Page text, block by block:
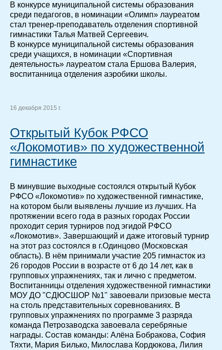
В конкурсе муниципальной системы образования
среди педагогов, в номинации «Олимп» лауреатом
стал тренер-преподаватель отделения спортивной
гимнастики Талья Матвей Сергеевич.
В конкурсе муниципальной системы образования
среди учащихся, в номинации «Спортивная
деятельность» лауреатом стала Ершова Валерия,
воспитанница отделения аэробики школы.
16 декабря 2015 г.
Открытый Кубок РФСО
«Локомотив» по художественной
гимнастике
В минувшие выходные состоялся открытый Кубок
РФСО «Локомотив» по художественной гимнастике,
на котором были выявлены лучшие из лучших. На
протяжении всего года в разных городах России
проходит серия турниров под эгидой РФСО
«Локомотив». Завершающий и даже итоговый турнир
на этот раз состоялся в г.Одинцово (Московская
область). В нём принимали участие 205 гимнасток из
26 городов России в возрасте от 6 до 14 лет, как в
групповых упражнениях, так и лично с предметом.
Воспитанницы отделения художественной гимнастики
МОУ ДО "СДЮСШОР №1" завоевали призовые места
на столь представительных соревнованиях. В
групповых упражнениях по программе 3 разряда
команда Петрозаводска завоевала серебряные
награды. Состав команды: Алёна Бобракова, София
Тяхти, Мария Билько, Милослава Кордюкова, Лилия